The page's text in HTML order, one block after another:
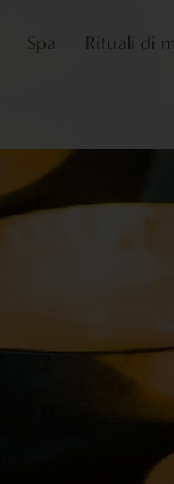
Spa Rituali di